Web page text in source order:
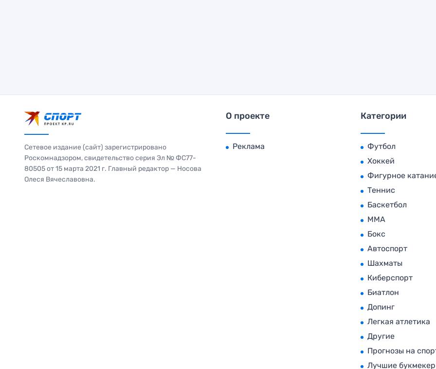
Сетевое издание (сайт) зарегистрировано
Роскомнадзором, свидетельство серия Эл № ФС77-
80505 от 15 марта 2021 г. Главный редактор — Носова
Олеся Вячеславовна.
О проекте
Реклама
Категории
Футбол
Хоккей
Фигурное
Теннис
Баскетбол
MMA
Бокс
Автоспорт
Шахматы
Киберспорт
Биатлон
Допинг
Легкая атлетика
Другие
Прогнозы на
Лучшие